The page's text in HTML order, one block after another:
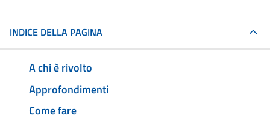
INDICE DELLA PAGINA
A chi è rivolto
Approfondimenti
Come fare